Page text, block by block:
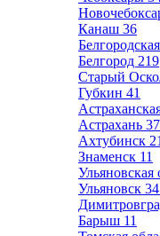
Канаш 36
Белгород 219
Старый
Губкин 41
Астрахань
Ахтубинск 21
Знаменск 11
Ульяновская
Ульяновск
Барыш 11